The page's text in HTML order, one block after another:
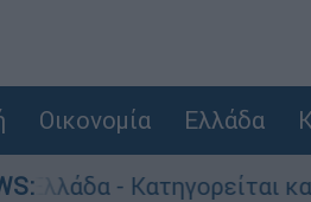
Οικονομία Ελλάδα
Κατηγορείται και για